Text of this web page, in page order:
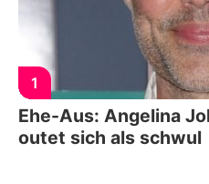
1
Ehe-Aus: Angelina
outet sich als schwul